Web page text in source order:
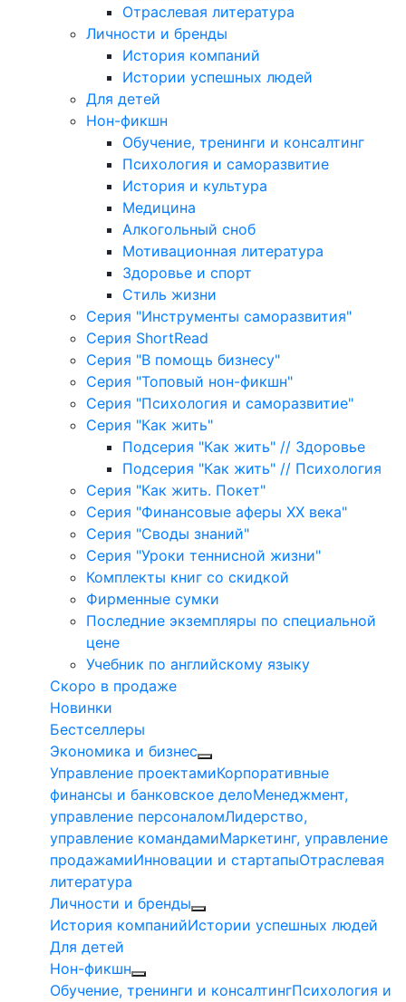
Отраслевая литература
Личности и бренды
История компаний
Истории успешных людей
Для детей
Нон-фикшн
Обучение, тренинги и консалтинг
Психология и саморазвитие
История и культура
Медицина
Алкогольный сноб
Мотивационная литература
Здоровье и спорт
Стиль жизни
Серия "Инструменты саморазвития"
Серия ShortRead
Серия "В помощь бизнесу"
Серия "Топовый нон-фикшн"
Серия "Психология и саморазвитие"
Серия "Как жить"
Подсерия "Как жить" // Здоровье
Подсерия "Как жить" // Психология
Серия "Как жить. Покет"
Серия "Финансовые аферы XX века"
Серия "Своды знаний"
Серия "Уроки теннисной жизни"
Комплекты книг со скидкой
Фирменные сумки
Последние экземпляры по специальной
цене
Учебник по английскому языку
Скоро в продаже
Новинки
Бестселлеры
Экономика и бизнес
Управление проектамиКорпоративные
финансы и банковское делоМенеджмент,
управление персоналомЛидерство,
управление командамиМаркетинг, управление
продажамиИнновации и стартапыОтраслевая
литература
Личности и бренды
История компанийИстории успешных людей
Для детей
Нон-фикшн
Обучение, тренинги и консалтингПсихология и